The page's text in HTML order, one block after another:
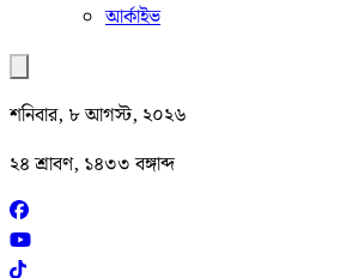
আর্কাইভ
শনিবার, ৮ আগস্ট, ২০২৬
২৪ শ্রাবণ, ১৪৩৩ বঙ্গাব্দ